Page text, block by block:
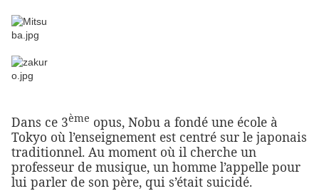
Dans ce 3ème opus, Nobu a fondé une école à
Tokyo où l’enseignement est centré sur le japonais
traditionnel. Au moment où il cherche un
professeur de musique, un homme l’appelle pour
lui parler de son père, qui s’était suicidé.